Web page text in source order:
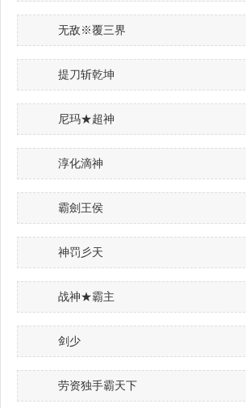
无敌※覆三界
提刀斩乾坤
尼玛★超神
淳化滴神
霸劍王侯
神罚彡天
战神★霸主
剑少
劳资独手霸天下